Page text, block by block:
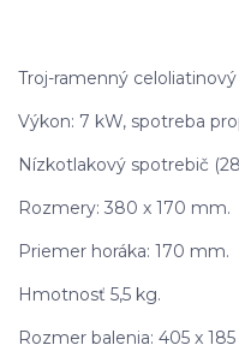
Troj-ramenný
Výkon: 7 kW, spotreba
Nízkotlakový spotrebič
Rozmery: 380 x 170 mm.
Priemer horáka: 170 mm.
Hmotnosť 5,5 kg.
Rozmer balenia: 405 x